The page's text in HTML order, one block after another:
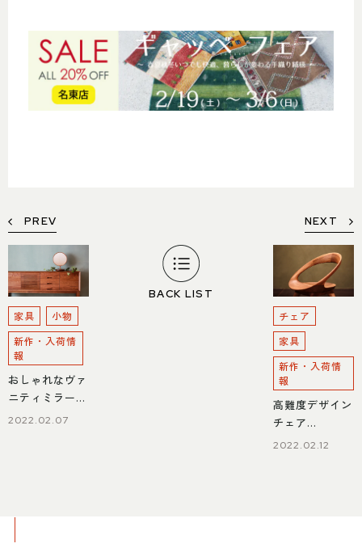
PREV
家具
小物
新作・入荷情
報
おしゃれなヴァ
ニティミラー入
荷
2022.02.07
BACK LIST
NEXT
チェア
家具
新作・入荷情
報
高難度デザイン
チェア
「ANELLO」入
2022.02.12